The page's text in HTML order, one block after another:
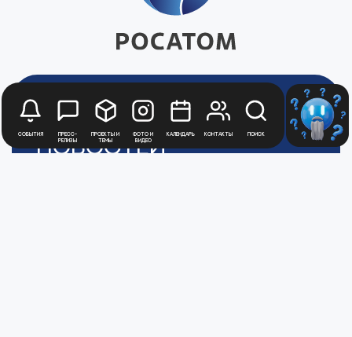
События
Пресс-
релизы
Проекты и
темы
Фото и
видео
Календарь Контакты Поиск
Будьте в курсе
новостей